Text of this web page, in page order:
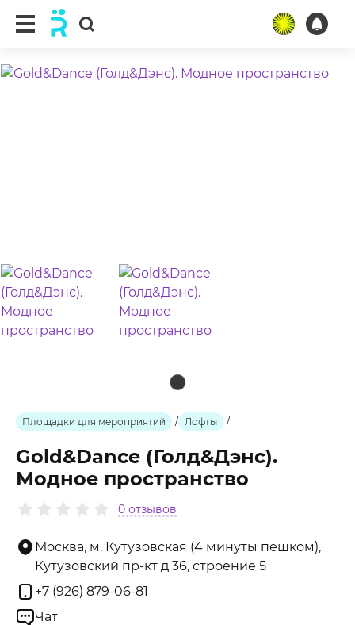
Площадки для мероприятий / Лофты /
Gold&Dance (Голд&Дэнс).
Модное пространство
0 отзывов
Москва, м. Кутузовская (4 минуты пешком),
Кутузовский пр-кт д 36, строение 5
+7 (926) 879-06-81
Чат